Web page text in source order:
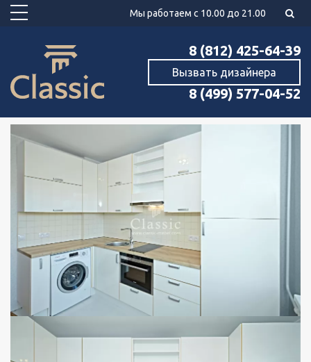
Мы работаем с 10.00 до 21.00
8 (812) 425-64-39
Вызвать дизайнера
8 (499) 577-04-52